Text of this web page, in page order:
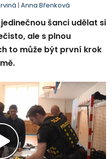
| Anna Břenková
šanci udělat si
ale s plnou
to může být první krok
Přehrát